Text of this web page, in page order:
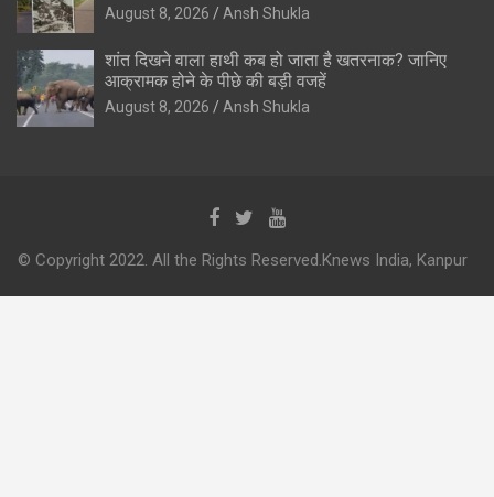
August 8, 2026 Ansh Shukla
शांत दिखने वाला हाथी कब हो जाता है खतरनाक? जानिए
आक्रामक होने के पीछे की बड़ी वजहें
August 8, 2026 Ansh Shukla
© Copyright 2022. All the Rights Reserved.Knews India, Kanpur